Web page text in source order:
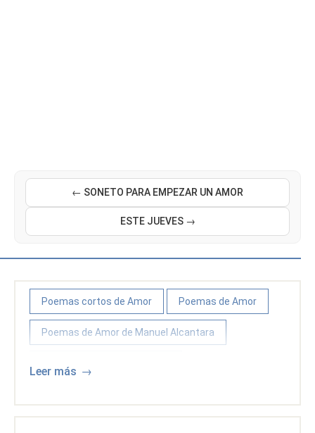
← SONETO PARA EMPEZAR UN AMOR
ESTE JUEVES →
Poemas cortos de Amor Poemas de Amor
Poemas de Amor de Manuel Alcantara
Leer más